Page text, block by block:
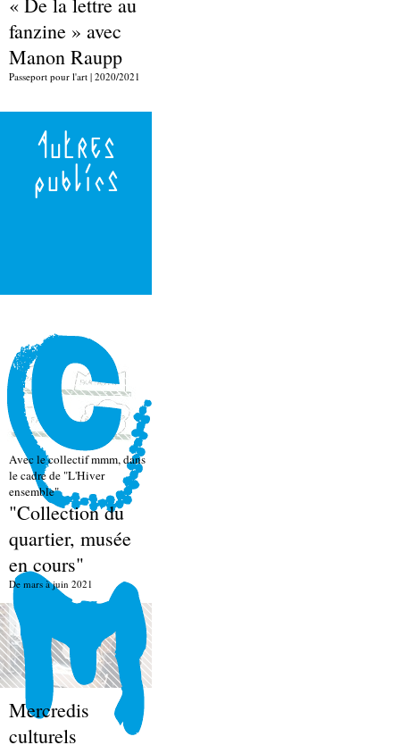
fanzine » avec
Manon Raupp
Passeport pour l'art | 2020/2021
Autres
publics
Avec le collectif mmm, dans
le cadre de "L'Hiver
ensemble"
"Collection du
quartier, musée
en cours"
De mars à juin 2021
Mercredis
culturels